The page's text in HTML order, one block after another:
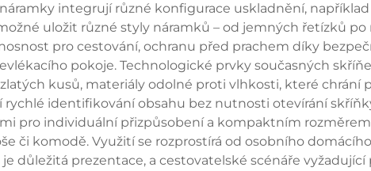
integrují různé konfigurace uskladnění,
uložit různé styly náramků – od jemných řetízků
pro cestování, ochranu před prachem díky
pokoje. Technologické prvky současných
kusů, materiály odolné proti vlhkosti, které chrání
identifikování obsahu bez nutnosti otevírání
pro individuální přizpůsobení a kompaktním
či komodě. Využití se rozprostírá od osobního
důležitá prezentace, a cestovatelské scénáře